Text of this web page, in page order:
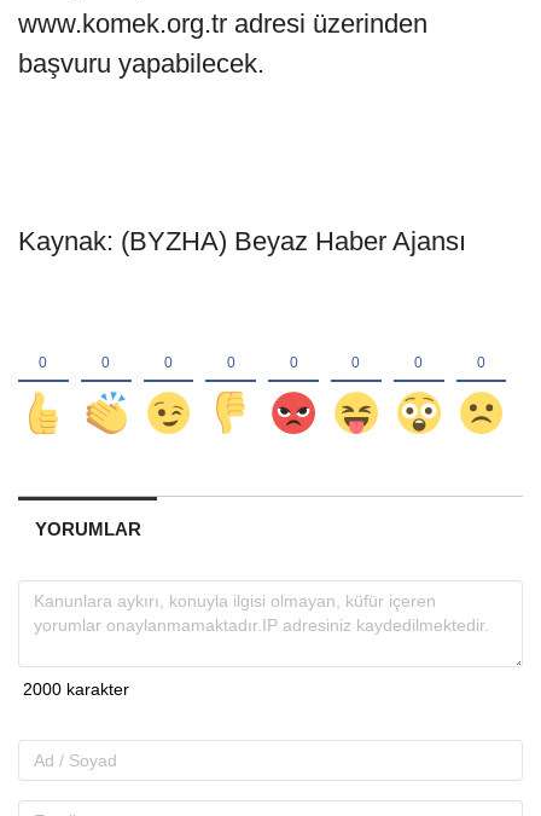
www.komek.org.tr adresi üzerinden
başvuru yapabilecek.
Kaynak: (BYZHA) Beyaz Haber Ajansı
YORUMLAR